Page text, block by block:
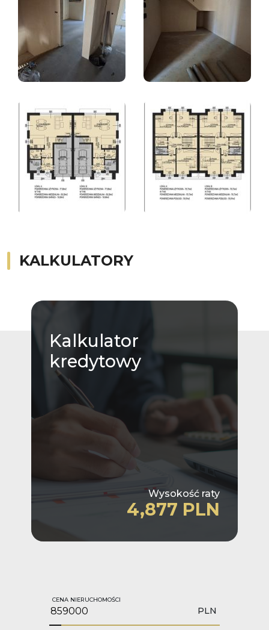
KALKULATORY
Kalkulator
kredytowy
Wysokość raty
4,877 PLN
CENA NIERUCHOMOŚCI
PLN